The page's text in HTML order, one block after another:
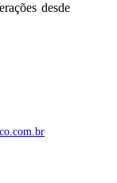
desde